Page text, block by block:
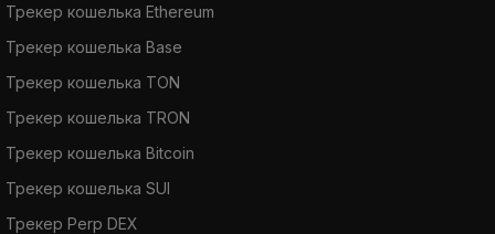
Трекер кошелька Ethereum
Трекер кошелька Base
Трекер кошелька TON
Трекер кошелька TRON
Трекер кошелька Bitcoin
Трекер кошелька SUI
Трекер Perp DEX